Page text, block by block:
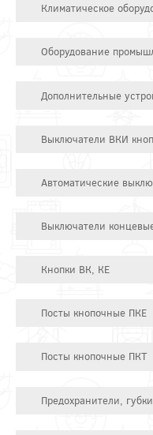
Климатическое
Оборудование
Дополнительные
Выключатели ВКИ
Автоматические
Выключатели
Кнопки ВК, КЕ
Посты кнопочные ПКЕ
Посты кнопочные ПКТ
Предохранители,